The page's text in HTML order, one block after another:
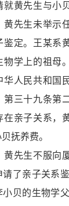
就黄先生与小
黄先生未举示
鉴定。王某系
物学上的祖母
华人民共和国
第三十九条第
在亲子关系，
抚养费。
生不服向厦
了亲子关系
贝的生物学